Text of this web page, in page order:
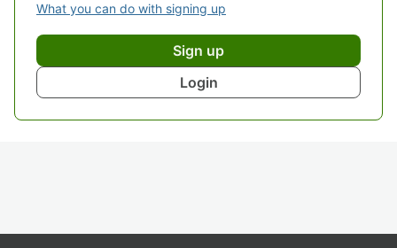
What you can do with signing up
Sign up
Login